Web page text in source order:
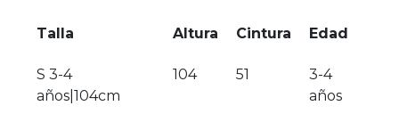
Talla Altura Cintura Edad
S 3-4
años|104cm
104 51
3-4
años